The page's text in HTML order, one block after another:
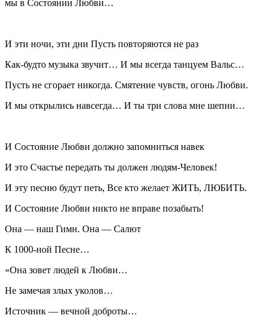
мы в Состоянии Любви…
И эти ночи, эти дни Пусть повторяются не раз
Как-будто музыка звучит… И мы всегда танцуем Вальс…
Пусть не сгорает никогда. Смятение чувств, огонь Любви.
И мы открылись навсегда… И ты три слова мне шепни…
И Состояние Любви должно запомниться навек
И это Счастье передать ты должен людям-Человек!
И эту песню будут петь, Все кто желает ЖИТЬ, ЛЮБИТЬ.
И Состояние Любви никто не вправе позабыть!
Она — наш Гимн. Она — Салют
К 1000-ной Песне…
«Она зовет людей к Любви…
Не замечая злых уколов…
Источник — вечной доброты…